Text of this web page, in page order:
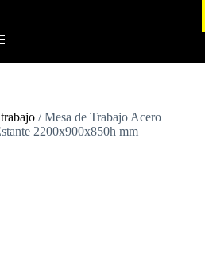
/ Mesa de Trabajo Acero
2200x900x850h mm